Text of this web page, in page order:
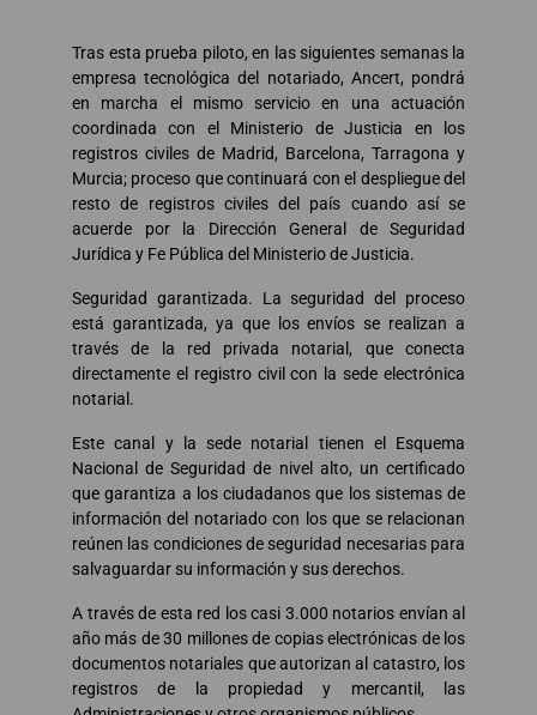
Tras esta prueba piloto, en las siguientes semanas la
empresa tecnológica del notariado, Ancert, pondrá
en marcha el mismo servicio en una actuación
coordinada con el Ministerio de Justicia en los
registros civiles de Madrid, Barcelona, Tarragona y
Murcia; proceso que continuará con el despliegue del
resto de registros civiles del país cuando así se
acuerde por la Dirección General de Seguridad
Jurídica y Fe Pública del Ministerio de Justicia.
Seguridad garantizada. La seguridad del proceso
está garantizada, ya que los envíos se realizan a
través de la red privada notarial, que conecta
directamente el registro civil con la sede electrónica
notarial.
Este canal y la sede notarial tienen el Esquema
Nacional de Seguridad de nivel alto, un certificado
que garantiza a los ciudadanos que los sistemas de
información del notariado con los que se relacionan
reúnen las condiciones de seguridad necesarias para
salvaguardar su información y sus derechos.
A través de esta red los casi 3.000 notarios envían al
año más de 30 millones de copias electrónicas de los
documentos notariales que autorizan al catastro, los
registros de la propiedad y mercantil, las